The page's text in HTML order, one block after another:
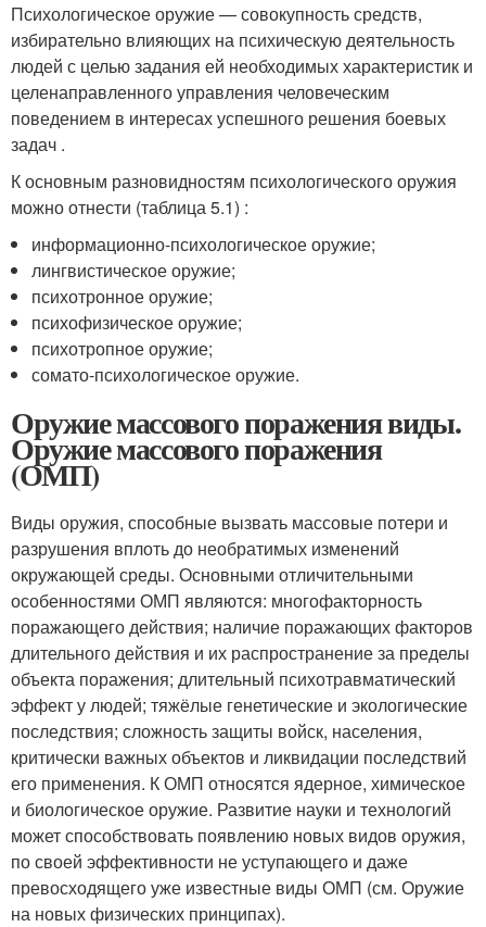
Психологическое оружие — совокупность средств,
избирательно влияющих на психическую деятельность
людей с целью задания ей необходимых характеристик и
целенаправленного управления человеческим
поведением в интересах успешного решения боевых
задач .
К основным разновидностям психологического оружия
можно отнести (таблица 5.1) :
информационно-психологическое оружие;
лингвистическое оружие;
психотронное оружие;
психофизическое оружие;
психотропное оружие;
сомато-психологическое оружие.
Оружие массового поражения виды.
Оружие массового поражения
(ОМП)
Виды оружия, способные вызвать массовые потери и
разрушения вплоть до необратимых изменений
окружающей среды. Основными отличительными
особенностями ОМП являются: многофакторность
поражающего действия; наличие поражающих факторов
длительного действия и их распространение за пределы
объекта поражения; длительный психотравматический
эффект у людей; тяжёлые генетические и экологические
последствия; сложность защиты войск, населения,
критически важных объектов и ликвидации последствий
его применения. К ОМП относятся ядерное, химическое
и биологическое оружие. Развитие науки и технологий
может способствовать появлению новых видов оружия,
по своей эффективности не уступающего и даже
превосходящего уже известные виды ОМП (см. Оружие
на новых физических принципах).